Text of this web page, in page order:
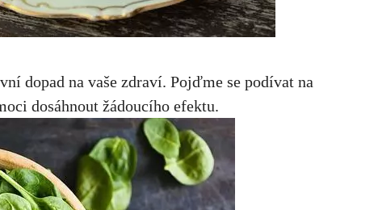
dopad na vaše zdraví. Pojďme se podívat na
dosáhnout žádoucího efektu.